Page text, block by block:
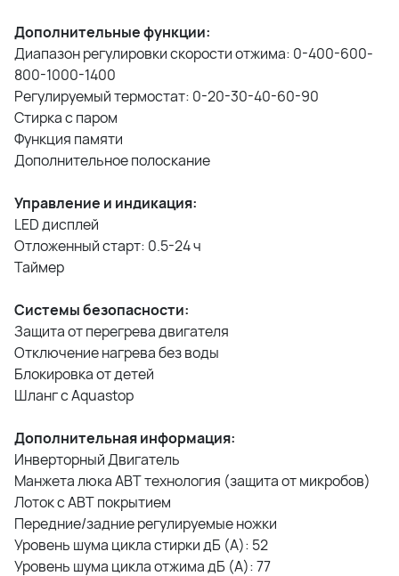
Дополнительные функции:
Диапазон регулировки скорости отжима: 0-400-600-
800-1000-1400
Регулируемый термостат: 0-20-30-40-60-90
Стирка с паром
Функция памяти
Дополнительное полоскание
Управление и индикация:
LED дисплей
Отложенный старт: 0.5-24 ч
Таймер
Системы безопасности:
Защита от перегрева двигателя
Отключение нагрева без воды
Блокировка от детей
Шланг с Aquastop
Дополнительная информация:
Инверторный Двигатель
Манжета люка AВT технология (защита от микробов)
Лоток с АВТ покрытием
Передние/задние регулируемые ножки
Уровень шума цикла стирки дБ (А): 52
Уровень шума цикла отжима дБ (А): 77